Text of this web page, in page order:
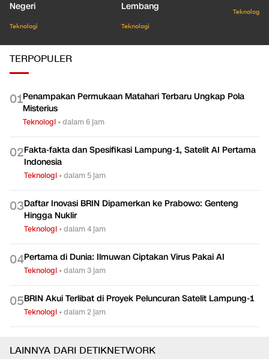
Negeri
Teknologi
Lembang
Teknologi
Teknologi
TERPOPULER
01Penampakan Permukaan Matahari Terbaru Ungkap Pola
Misterius
Teknologi •dalam 6 jam
02Fakta-fakta dan Spesifikasi Lampung-1, Satelit AI Pertama
Indonesia
Teknologi •dalam 5 jam
03Daftar Inovasi BRIN Dipamerkan ke Prabowo: Genteng
Hingga Nuklir
Teknologi •dalam 4 jam
04Pertama di Dunia: Ilmuwan Ciptakan Virus Pakai AI
Teknologi •dalam 3 jam
05BRIN Akui Terlibat di Proyek Peluncuran Satelit Lampung-1
Teknologi •dalam 2 jam
LAINNYA DARI DETIKNETWORK